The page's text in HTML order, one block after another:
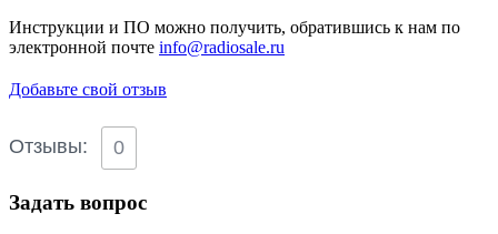
Инструкции и ПО можно получить, обратившись к нам по
электронной почте info@radiosale.ru
Добавьте свой отзыв
Отзывы: 0
Задать вопрос